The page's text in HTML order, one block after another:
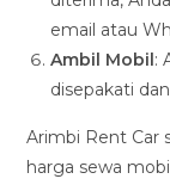
email atau
Ambil Mobil :
disepakati
Arimbi Rent Car
harga sewa